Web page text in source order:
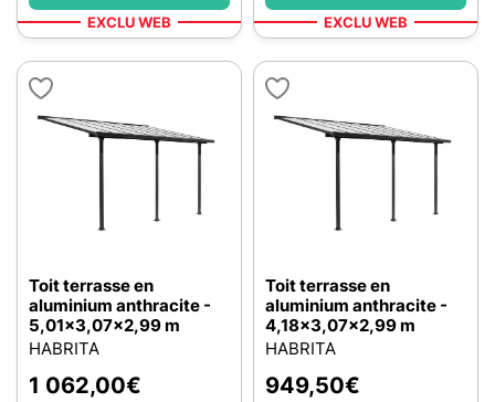
EXCLU WEB EXCLU WEB
Toit terrasse en
aluminium anthracite -
5,01x3,07x2,99 m
HABRITA
1 062,00€
Toit terrasse en
aluminium anthracite -
4,18x3,07x2,99 m
HABRITA
949,50€